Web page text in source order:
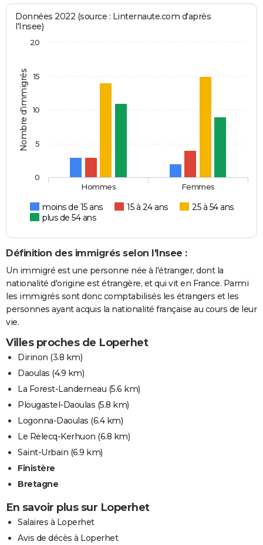
Nombre d'immigrés
Données 2022 (source : Linternaute.com d'après
l'Insee)
moins de 15 ans 15 à 24 ans
25 à 54 ans
plus de 54 ans
Hommes Femmes
0
5
10
15
20
Définition des immigrés selon l'Insee :
Un immigré est une personne née à l'étranger, dont la
nationalité d'origine est étrangère, et qui vit en France. Parmi
les immigrés sont donc comptabilisés les étrangers et les
personnes ayant acquis la nationalité française au cours de leur
vie.
Villes proches de Loperhet
Dirinon (3.8 km)
Daoulas (4.9 km)
La Forest-Landerneau (5.6 km)
Plougastel-Daoulas (5.8 km)
Logonna-Daoulas (6.4 km)
Le Relecq-Kerhuon (6.8 km)
Saint-Urbain (6.9 km)
Finistère
Bretagne
En savoir plus sur Loperhet
Salaires à Loperhet
Avis de décès à Loperhet